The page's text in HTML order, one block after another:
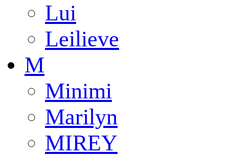
Lui
Leilieve
M
Minimi
Marilyn
MIREY